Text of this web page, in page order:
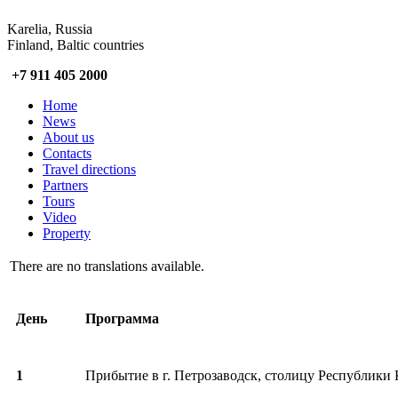
Karelia, Russia
Finland, Baltic countries
+7 911 405 2000
Home
News
About us
Contacts
Travel directions
Partners
Tours
Video
Property
There are no translations available.
День Программа
1
Прибытие в г. Петрозаводск, столицу Республики